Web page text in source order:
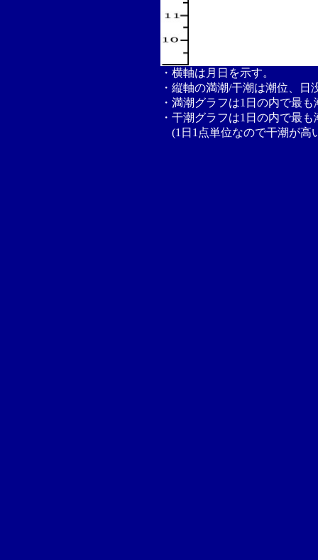
・横軸は月日を示す。
・縦軸の満潮/干潮は潮位、
・満潮グラフは1日の内で最
・干潮グラフは1日の内で最
(1日1点単位なので干潮が高